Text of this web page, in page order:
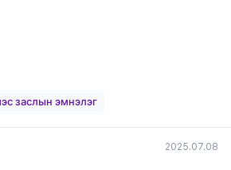
заслын эмнэлэг
2025.07.08